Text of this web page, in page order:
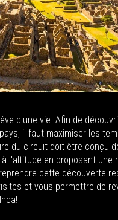
d'une vie. Afin de
il faut maximiser les
du circuit doit être conçu
l'altitude en proposant une
cette découverte
et vous permettre de